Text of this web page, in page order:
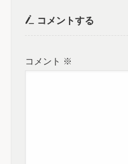
コメントする
コメント ※